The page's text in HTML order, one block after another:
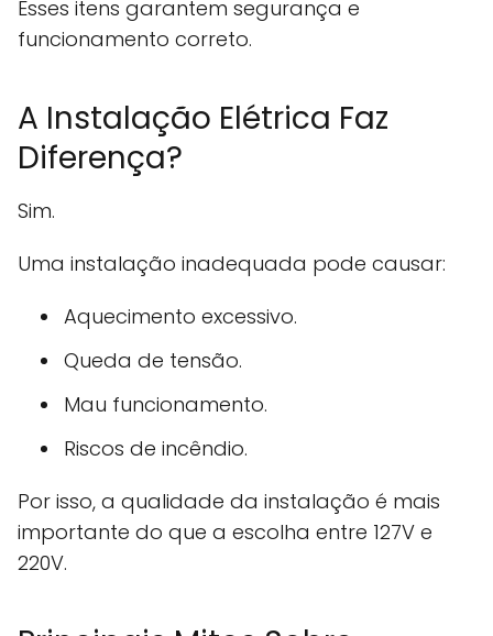
Esses itens garantem segurança e
funcionamento correto.
A Instalação Elétrica Faz
Diferença?
Sim.
Uma instalação inadequada pode causar:
Aquecimento excessivo.
Queda de tensão.
Mau funcionamento.
Riscos de incêndio.
Por isso, a qualidade da instalação é mais
importante do que a escolha entre 127V e
220V.